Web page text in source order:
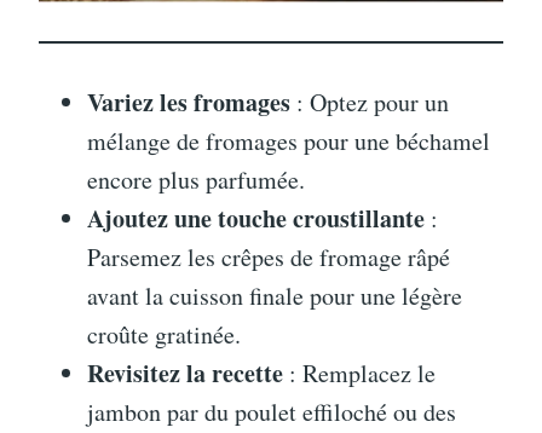
Variez les fromages : Optez pour un
mélange de fromages pour une béchamel
encore plus parfumée.
Ajoutez une touche croustillante :
Parsemez les crêpes de fromage râpé
avant la cuisson finale pour une légère
croûte gratinée.
Revisitez la recette : Remplacez le
jambon par du poulet effiloché ou des